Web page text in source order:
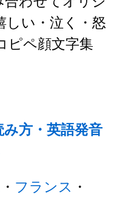
しい・泣く・怒
ピペ顔文字集
方・英語発音
・ フランス ・